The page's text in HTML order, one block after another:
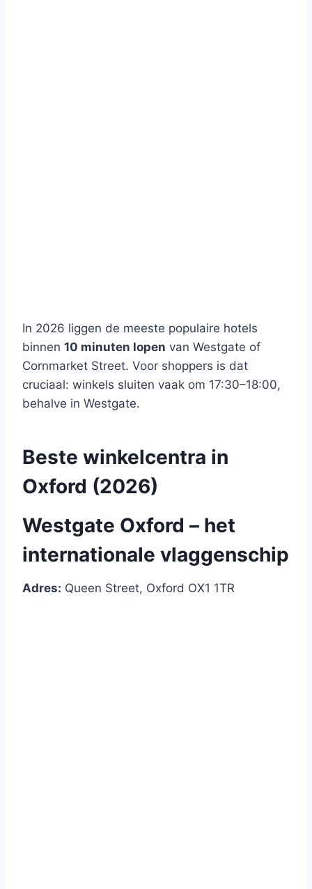
In 2026 liggen de meeste populaire hotels
binnen 10 minuten lopen van Westgate of
Cornmarket Street. Voor shoppers is dat
cruciaal: winkels sluiten vaak om 17:30–18:00,
behalve in Westgate.
Beste winkelcentra in
Oxford (2026)
Westgate Oxford – het
internationale vlaggenschip
Adres: Queen Street, Oxford OX1 1TR